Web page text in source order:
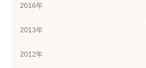
2016年
2013年
2012年